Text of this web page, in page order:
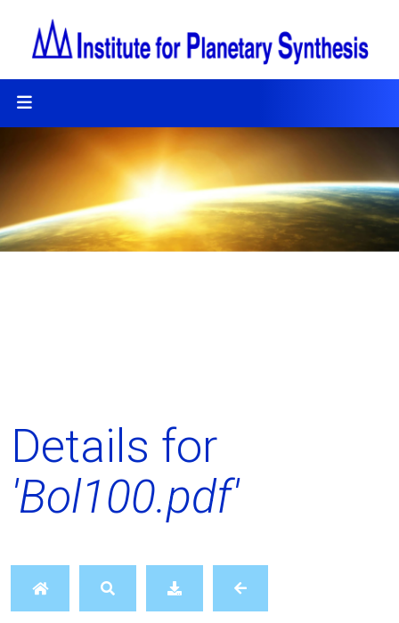
Details for
'Bol100.pdf'